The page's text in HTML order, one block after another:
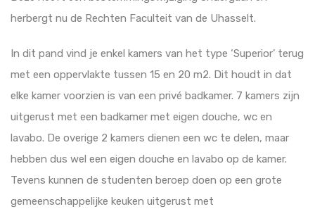
herbergt nu de Rechten Faculteit van de Uhasselt.
In dit pand vind je enkel kamers van het type ‘Superior’ terug
met een oppervlakte tussen 15 en 20 m2. Dit houdt in dat
elke kamer voorzien is van een privé badkamer. 7 kamers zijn
uitgerust met een badkamer met eigen douche, wc en
lavabo. De overige 2 kamers dienen een wc te delen, maar
hebben dus wel een eigen douche en lavabo op de kamer.
Tevens kunnen de studenten beroep doen op een grote
gemeenschappelijke keuken uitgerust met